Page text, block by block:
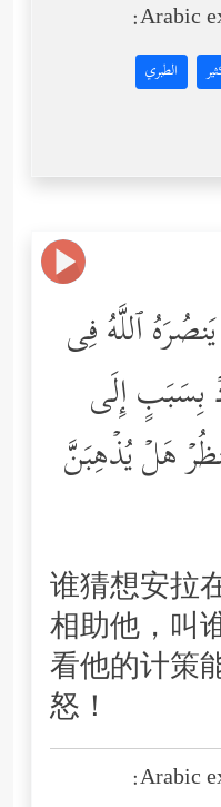
Arabic
الطبري
ٱللَّهُ فِی
بِسَبَبٍ إِلَى
هَلۡ یُذۡهِبَنَّ
谁猜想安拉
相助他，叫
看他的计策
怒！
Arabic